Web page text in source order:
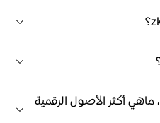
بالإضافة إلى zkSwap Finance، ماهي أكثر الأصول الرقمية